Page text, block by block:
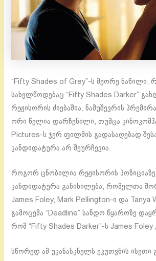
“Fifty Shades of Grey”-ს მეორე ნაწილი,
სახელწოდებაც “Fifty Shades Darker”
რეჟისორის ძიებაშია. ნამუშევრის
ორი წელია დარჩენილი, თუმცა
Pictures-ს ჯერ ფილმის გადასაღებად
კანდიდატურა არ შეურჩევია.
როგორ ცნობილია რეჟისორის პოზიციაზე
კანდიდატურა განიხილება, რომელთა
James Foley, Mark Pellington-ი და Tanya
გამოცემა “Deadline” სანდო წყაროზე
რომ “Fifty Shades Darker”-ს James Foley
სწორედ ამ უკანასკნელს ეკუთვნის ისეთი